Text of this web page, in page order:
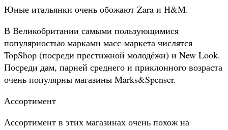
Юные итальянки очень обожают Zara и H&M.
В Великобритании самыми пользующимися
популярностью марками масс-маркета числятся
TopShop (посреди престижной молодёжи) и New Look.
Посреди дам, парней среднего и приклонного возраста
очень популярны магазины Marks&Spenser.
Ассортимент
Ассортимент в этих магазинах очень похож на